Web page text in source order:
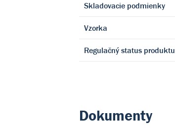
Skladovacie podmienky
Vzorka
Regulačný status produktu
Dokumenty